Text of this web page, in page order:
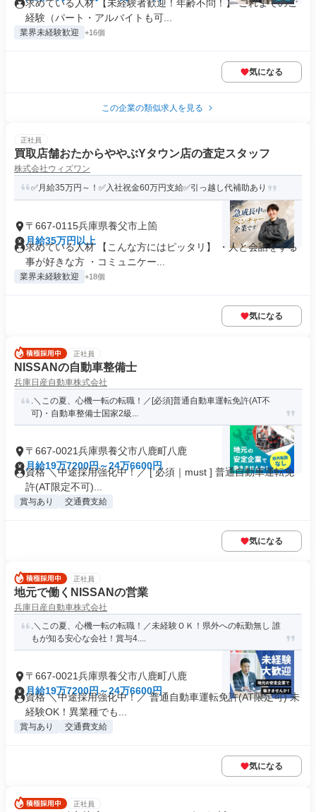
求めている人材 【未経験者歓迎！年齢不問！】 これまでのご
経験（パート・アルバイトも可...
業界未経験歓迎 +16個
気になる
この企業の類似求人を見る
正社員
買取店舗おたからややぶYタウン店の査定スタッフ
株式会社ウィズワン
✅月給35万円～！✅入社祝金60万円支給✅引っ越し代補助あり
〒667-0115兵庫県養父市上箇
月給35万円以上
求めている人材 【こんな方にはピッタリ】 ・人と会話をする
事が好きな方 ・コミュニケー...
業界未経験歓迎 +18個
気になる
正社員
NISSANの自動車整備士
兵庫日産自動車株式会社
.＼この夏、心機一転の転職！／[必須]普通自動車運転免許(AT不
可)・自動車整備士国家2級...
〒667-0021兵庫県養父市八鹿町八鹿
月給19万7200円～24万6600円
資格 ＼中途採用強化中！／ [ 必須｜must ] 普通自動車運転免
許(AT限定不可)...
賞与あり 交通費支給
気になる
正社員
地元で働くNISSANの営業
兵庫日産自動車株式会社
.＼この夏、心機一転の転職！／未経験ＯＫ！県外への転勤無し 誰
もが知る安心な会社！賞与4....
〒667-0021兵庫県養父市八鹿町八鹿
月給19万7200円～24万6600円
資格 ＼中途採用強化中！／ 普通自動車運転免許(AT限定可) 未
経験OK！異業種でも...
賞与あり 交通費支給
気になる
正社員